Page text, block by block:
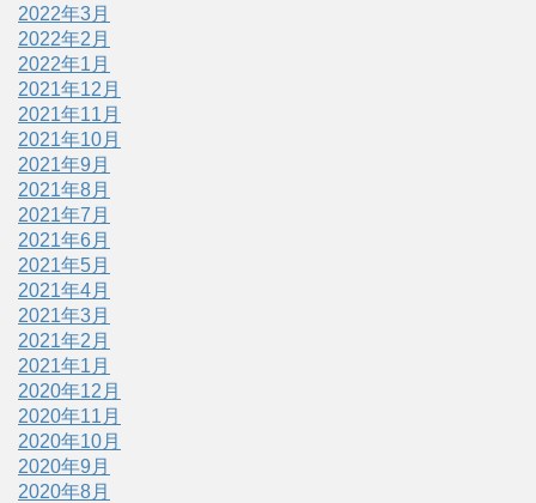
2022年3月
2022年2月
2022年1月
2021年12月
2021年11月
2021年10月
2021年9月
2021年8月
2021年7月
2021年6月
2021年5月
2021年4月
2021年3月
2021年2月
2021年1月
2020年12月
2020年11月
2020年10月
2020年9月
2020年8月